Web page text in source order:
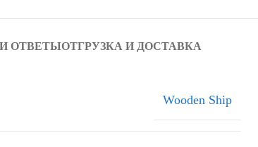
ОТВЕТЫОТГРУЗКА И ДОСТАВКА
Wooden Ship